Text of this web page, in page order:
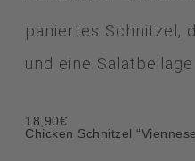
paniertes Schnitzel,
und eine
18,90€
Chicken Schnitzel